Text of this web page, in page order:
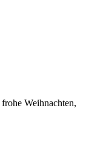
Weihnachten,